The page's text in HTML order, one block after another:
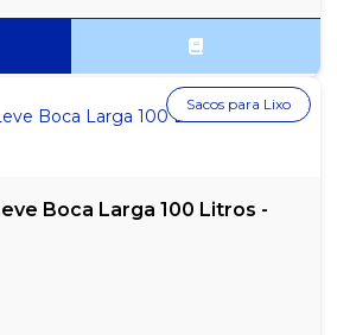
Boca Larga 100 Litros -
Sacos para Lixo